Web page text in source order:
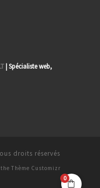
| Spécialiste web,
droits réservés
Thème Customizr
0